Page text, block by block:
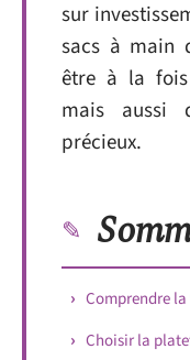
sur
sacs à main
être à la fois
mais aussi
précieux.
Comprendre
Choisir la